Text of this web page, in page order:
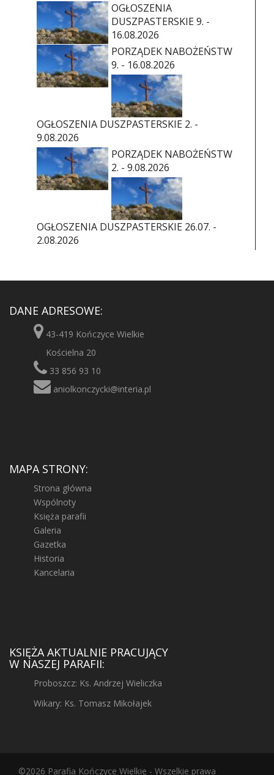
OGŁOSZENIA
DUSZPASTERSKIE 9. -
16.08.2026
PORZĄDEK NABOŻEŃSTW
9. - 16.08.2026
OGŁOSZENIA DUSZPASTERSKIE 2. -
9.08.2026
PORZĄDEK NABOŻEŃSTW
2. - 9.08.2026
OGŁOSZENIA DUSZPASTERSKIE 26.07. -
2.08.2026
DANE ADRESOWE:
43-419 Kończyce Wielkie
Kościelna 20
33 856 93 10
aniolkonczycki@interia.pl
MAPA STRONY:
Strona główna
Wspólnoty
Księża parafii
Galeria
Gazetka
Historia
Kancelaria
KSIĘŻA AKTUALNIE PRACUJĄCY
W NASZEJ PARAFII:
Proboszcz: Ks. Andrzej Wieliczka
Wikary: Ks. Tomasz Mikołajek
©2026 Parafia Kończyce Wielkie - Wszelkie prawa